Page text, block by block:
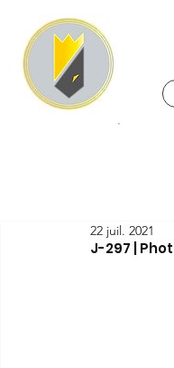
J-297 |
22 juil. 2021